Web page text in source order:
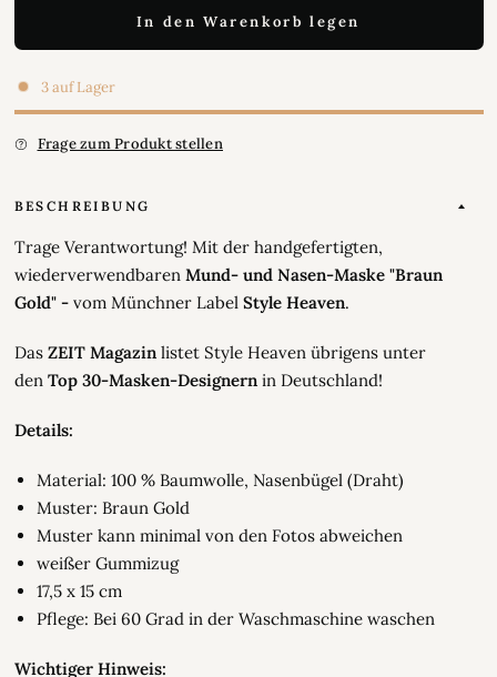
In den Warenkorb legen
3 auf Lager
Frage zum Produkt stellen
BESCHREIBUNG
Trage Verantwortung! Mit der handgefertigten,
wiederverwendbaren Mund- und Nasen-Maske "Braun
Gold" -vom Münchner Label Style Heaven.
Das ZEIT Magazinlistet Style Heaven übrigens unter
den Top 30-Masken-Designernin Deutschland!
Details:
Material: 100 % Baumwolle, Nasenbügel (Draht)
Muster: Braun Gold
Muster kann minimal von den Fotos abweichen
weißer Gummizug
17,5 x 15 cm
Pflege: Bei 60 Grad in der Waschmaschine waschen
Wichtiger Hinweis: